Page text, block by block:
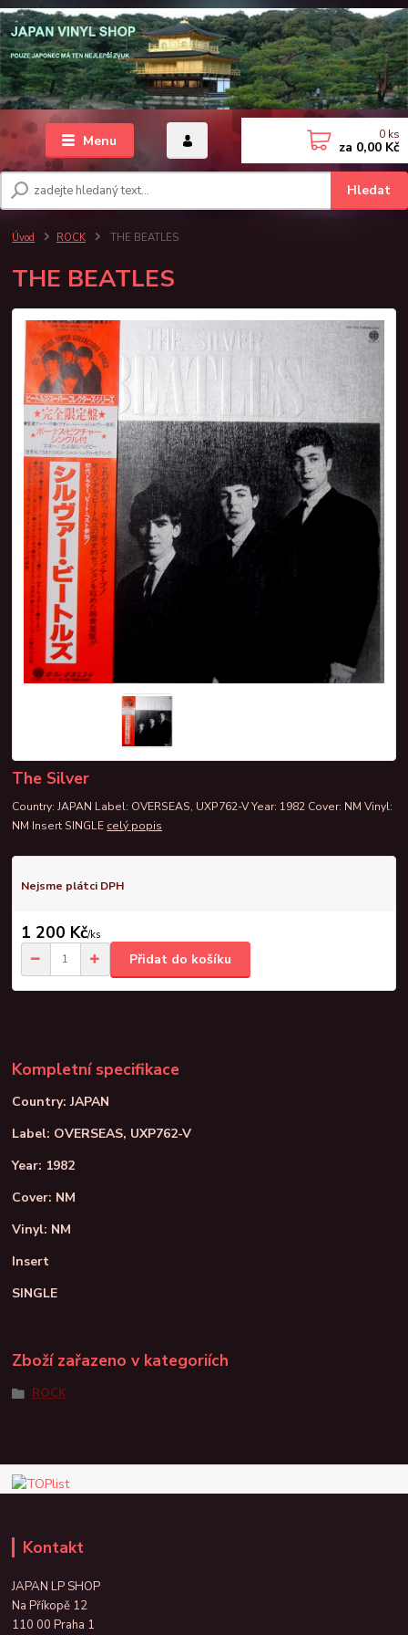
Menu
Hledat
0 ks
za 0,00 Kč
Úvod ROCK THE BEATLES
THE BEATLES
The Silver
Country: JAPAN Label: OVERSEAS, UXP762-V Year: 1982 Cover: NM Vinyl:
NM Insert SINGLE celý popis
Nejsme plátci DPH
1 200 Kč/ks
Přidat do košíku
Kompletní specifikace
Country: JAPAN
Label: OVERSEAS, UXP762-V
Year: 1982
Cover: NM
Vinyl: NM
Insert
SINGLE
Zboží zařazeno v kategoriích
ROCK
Kontakt
JAPAN LP SHOP
Na Příkopě 12
110 00 Praha 1